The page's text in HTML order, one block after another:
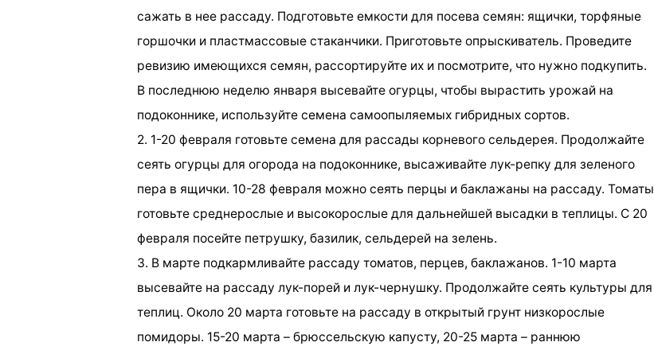
сажать в нее рассаду. Подготовьте емкости для посева семян: ящички, торфяные
горшочки и пластмассовые стаканчики. Приготовьте опрыскиватель. Проведите
ревизию имеющихся семян, рассортируйте их и посмотрите, что нужно подкупить.
В последнюю неделю января высевайте огурцы, чтобы вырастить урожай на
подоконнике, используйте семена самоопыляемых гибридных сортов.
2. 1-20 февраля готовьте семена для рассады корневого сельдерея. Продолжайте
сеять огурцы для огорода на подоконнике, высаживайте лук-репку для зеленого
пера в ящички. 10-28 февраля можно сеять перцы и баклажаны на рассаду. Томаты
готовьте среднерослые и высокорослые для дальнейшей высадки в теплицы. С 20
февраля посейте петрушку, базилик, сельдерей на зелень.
3. В марте подкармливайте рассаду томатов, перцев, баклажанов. 1-10 марта
высевайте на рассаду лук-порей и лук-чернушку. Продолжайте сеять культуры для
теплиц. Около 20 марта готовьте на рассаду в открытый грунт низкорослые
помидоры. 15-20 марта – брюссельскую капусту, 20-25 марта – раннюю